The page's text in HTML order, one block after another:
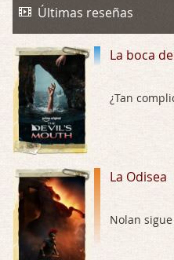
Por: Luar
El señor de las moscas
Por: Luar
Hungry
Por: Croc
Las 10 películas gore de
Por: JORDI CRUYFF
Últimas reseñas
La boca
¿Tan
La Odisea
Nolan